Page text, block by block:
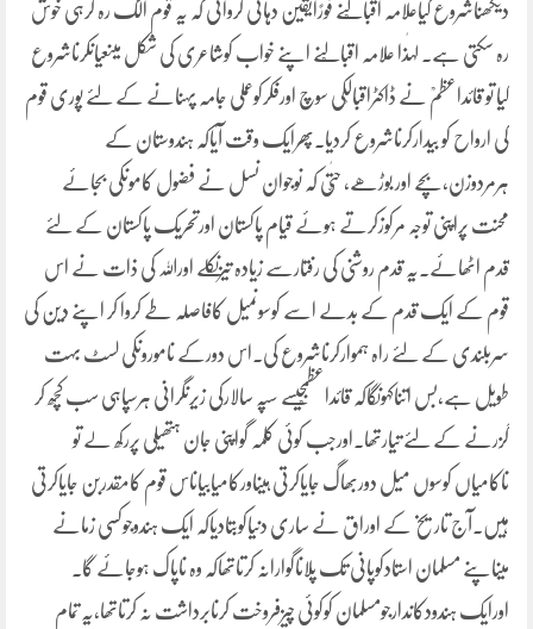
دیکھناشروع کیاعلامہ اقبالؒنے فورًایقین دہانی کروائی کہ یہ قوم الگ رہ کرہی خوش
رہ سکتی ہے۔ لہٰذا علامہ اقبالؒنے اپنے خواب کوشاعری کی شکل میںعیاںکرناشروع
کیا تو قائداعظمؒ نے ڈاکٹراقبالؒکی سوچ اورفکرکوعملی جامہ پہنانے کے لئے پوری قوم
کی ارواح کو بیدارکرناشروع کردیا۔پھرایک وقت آیاکہ ہندوستان کے
ہرمردوزن،بچے اور بوڑھے، حتّٰی کہ نوجوان نسل نے فضول کاموںکی بجائے
محنت پراپنی توجہ مرکوزکرتے ہوئے قیام پاکستان اورتحریک پاکستان کے لئے
قدم اٹھائے۔یہ قدم روشنی کی رفتارسے زیادہ تیزنکلے اوراللہ کی ذات نے اس
قوم کے ایک قدم کے بدلے اسے کوسوںمیل کافاصلہ طے کروا کر اپنے دین کی
سربلندی کے لئے راہ ہموارکرناشروع کی۔اس دورکے ناموروںکی لسٹ بہت
طویل ہے،بس اتناکہوںگاکہ قائداعظمؒجیسے سپہ سالارکی زیرنگرانی ہرسپاہی سب کچھ کر
گزرنے کے لئے تیارتھا۔اورجب کوئی کلمہ گواپنی جان ہتھیلی پررکھ لے تو
ناکامیاں کوسوں میل دوربھاگ جایاکرتی ہیںاورکامیابیاںاس قوم کامقدربن جایاکرتی
ہیں۔آج تاریخ کے اوراق نے ساری دنیاکوبتادیاکہ ایک ہندوجوکسی زمانے
میںاپنے مسلمان استادکوپانی تک پلاناگوارانہ کرتاتھاکہ وہ ناپاک ہوجائے گا۔
اورایک ہندودکاندارجومسلمان کوکوئی چیزفروخت کرنابرداشت نہ کرتاتھا،یہ تمام